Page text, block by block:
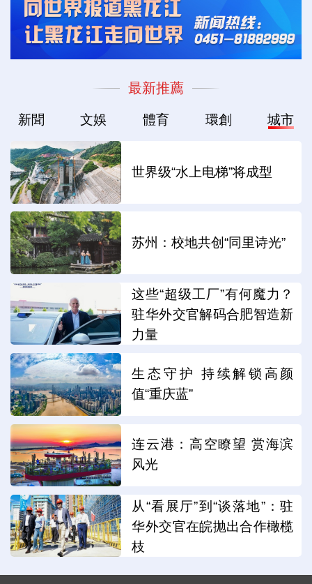
最新推薦
新聞 文娛 體育 環創 城市
世界级“水上电梯”将成型
苏州：校地共创“同里诗光”
这些“超级工厂”有何魔力？
驻华外交官解码合肥智造新
力量
生态守护 持续解锁高颜
值“重庆蓝”
连云港：高空瞭望 赏海滨
风光
从“看展厅”到“谈落地”：驻
华外交官在皖抛出合作橄榄
枝